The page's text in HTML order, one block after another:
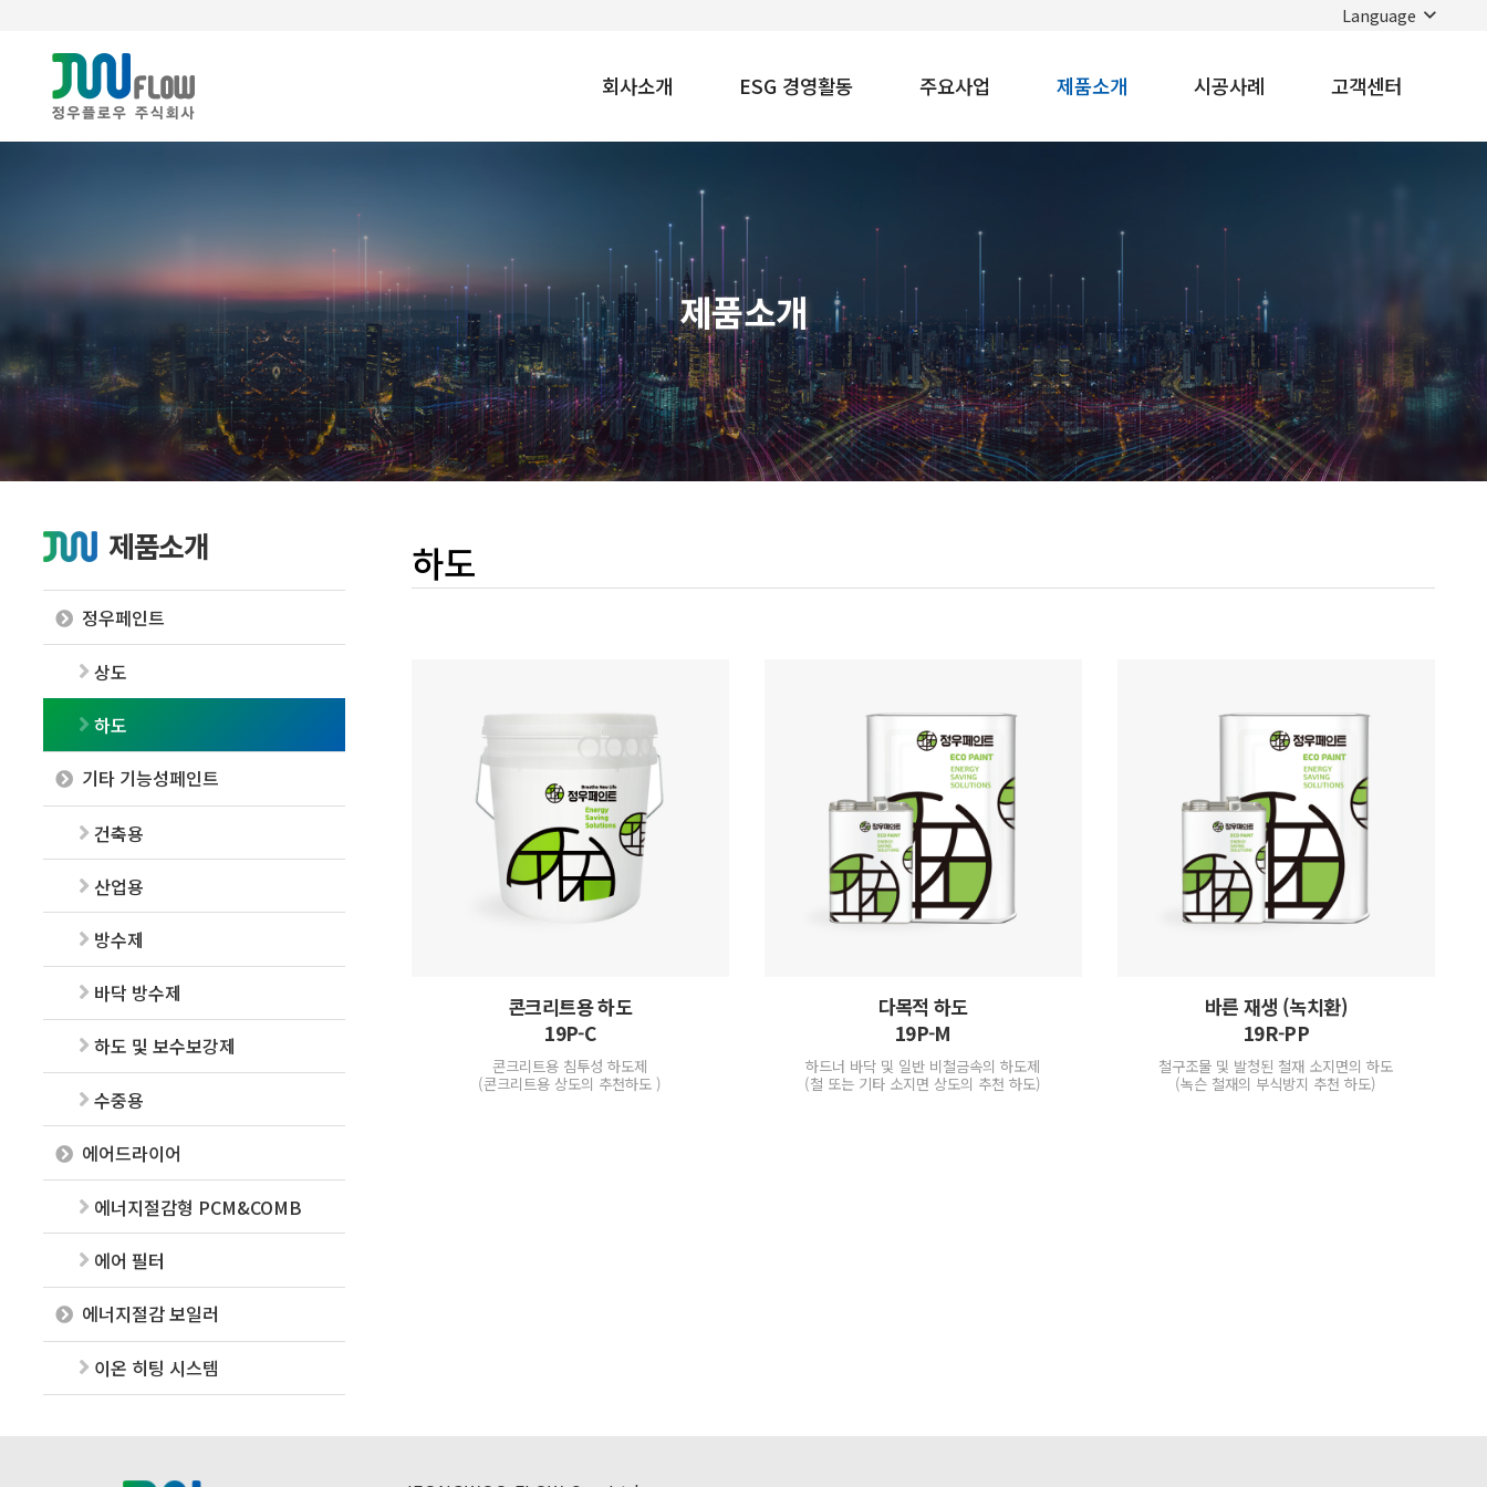
Language
회사소개 ESG 경영활동 주요사업 제품소개 시공사례 고객센터
제품소개
하도
콘크리트용 하도
19P-C
콘크리트용 침투성 하도제
(콘크리트용 상도의 추천하도 )
다목적 하도
19P-M
하드너 바닥 및 일반 비철금속의 하도제
(철 또는 기타 소지면 상도의 추천 하도)
바른 재생 (녹치환)
19R-PP
철구조물 및 발청된 철재 소지면의 하도
(녹슨 철재의 부식방지 추천 하도)
제품소개
정우페인트
상도
하도
기타 기능성페인트
건축용
산업용
방수제
바닥 방수제
하도 및 보수보강제
수중용
에어드라이어
에너지절감형 PCM&COMB
에어 필터
에너지절감 보일러
이온 히팅 시스템